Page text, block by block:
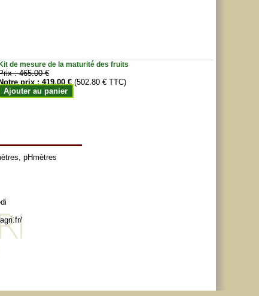
Kit de mesure de la maturité des fruits
:465.00 €
prix :419.00 € (502.80 € TTC)
Ajouter au panier
, pHmètres